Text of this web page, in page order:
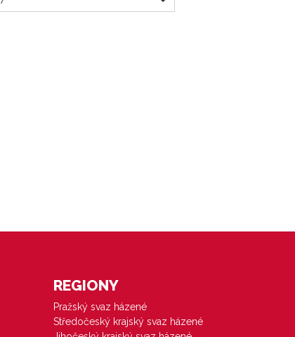
REGIONY
Pražský svaz házené
Středočeský krajský svaz házené